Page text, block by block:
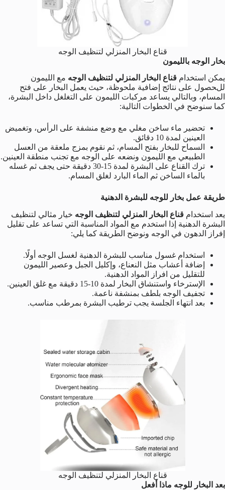
قناع البخار المنزلي لتنظيف الوجه
بخار الوجه بالليمون
يمكن استخدام قناع البخار المنزلي لتنظيف الوجه مع الليمون
للحصول على نتائج إضافية ملحوظة، حيث يعمل البخار على فتح
المسام، وبالتالي يساعد مركبات الليمون على التغلغل داخل البشرة،
كما سنوضح في الخطوات التالية:
تحضير ماء ساخن مغلي مع وضع منشفة على الرأس، وتغميض
العينين لمدة 10 دقائق.
السماح للبخار بفتح المسام، ثم نقوم بمزج ملعقة من العسل
الطبيعي مع الليمون ونضعه على الوجه مع تجنب منطقة العينين.
ترك القناع على البشرة لمدة 15-30 دقيقة حتى يجف ثم غسله
بالماء الساخن ثم الماء البارد لغلق المسام.
طريقة عمل بخار للوجه للبشرة الدهنية
يعد استخدام قناع البخار المنزلي لتنظيف الوجه خيار مثالي لتنظيف
البشرة الدهنية إذا استخدم مع المواد المناسبة التي تساعد على تقليل
إفراز الدهون في الوجه ونوضح الطريقة كما يلي:
استخدام غسول مناسب للبشرة الدهنية لغسل الوجه أولًا.
إضافة أعشاب مثل النعناع، وإكليل الجبل وعصير الليمون
للتقليل من افراز المواد الدهنية.
الإسترخاء واستنشاق البخار لمدة 10-15 دقيقة مع غلق العينين.
تجفيف الوجه بلطف بمنشفة ناعمة.
بعد انتهاء الجلسة يجب ترطيب البشرة بمرطب مناسب.
قناع البخار المنزلي لتنظيف الوجه
بعد البخار للوجه ماذا أفعل